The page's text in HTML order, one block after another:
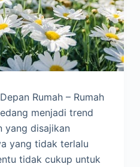
Rumah – Rumah
menjadi trend
yang disajikan
yang tidak terlalu
tidak cukup untuk